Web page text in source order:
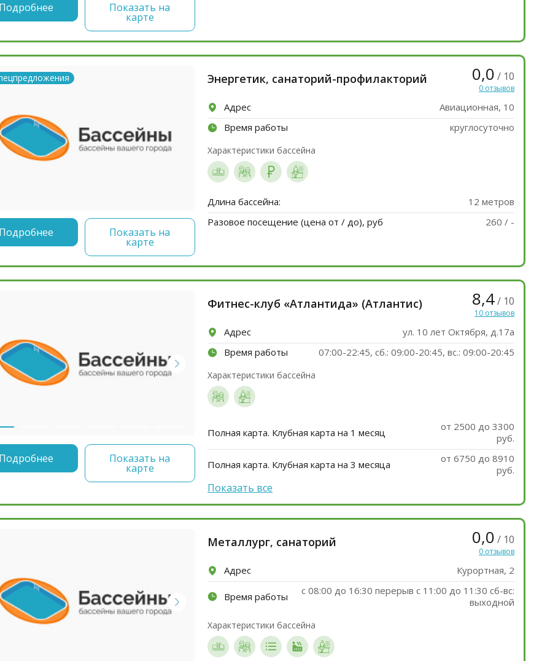
Показать на
карте
Показать на
карте
Энергетик, санаторий-профилакторий 0,0 / 10
0 отзывов
Адрес
Авиационная, 10
Время работы
круглосуточно
Характеристики бассейна
Длина бассейна:
12 метров
Разовое посещение (цена от / до), руб
260 / -
Показать на
карте
Фитнес-клуб «Атлантида» (Атлантис) 8,4/ 10
10 отзывов
Адрес
ул. 10 лет Октября, д.17а
Время работы
07:00-22:45, сб.: 09:00-20:45, вс.: 09:00-20:45
Характеристики бассейна
Полная карта. Клубная карта на 1 месяц
от 2500 до 3300
руб.
Полная карта. Клубная карта на 3 месяца
от 6750 до 8910
руб.
Показать все
Металлург, санаторий 0,0 / 10
0 отзывов
Адрес Курортная, 2
Время работы
с 08:00 до 16:30 перерыв c 11:00 до 11:30 сб-вс:
выходной
Характеристики бассейна